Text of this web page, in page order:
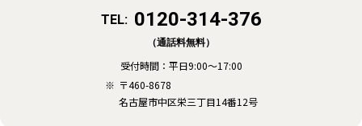
TEL: 0120-314-376
（通話料無料）
受付時間： 平日9:00～17:00
〒460-8678
名古屋市中区栄三丁目14番12号